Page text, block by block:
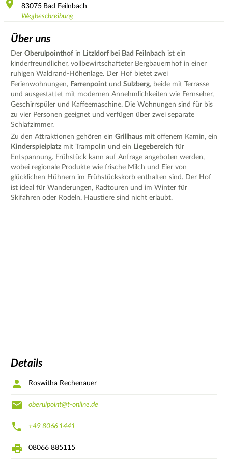
83075 Bad Feilnbach
Wegbeschreibung
Über uns
Der Oberulpointhof in Litzldorf bei Bad Feilnbach ist ein
kinderfreundlicher, vollbewirtschafteter Bergbauernhof in einer
ruhigen Waldrand-Höhenlage. Der Hof bietet zwei
Ferienwohnungen, Farrenpoint und Sulzberg, beide mit Terrasse
und ausgestattet mit modernen Annehmlichkeiten wie Fernseher,
Geschirrspüler und Kaffeemaschine. Die Wohnungen sind für bis
zu vier Personen geeignet und verfügen über zwei separate
Schlafzimmer.
Zu den Attraktionen gehören ein Grillhaus mit offenem Kamin, ein
Kinderspielplatz mit Trampolin und ein Liegebereich für
Entspannung. Frühstück kann auf Anfrage angeboten werden,
wobei regionale Produkte wie frische Milch und Eier von
glücklichen Hühnern im Frühstückskorb enthalten sind. Der Hof
ist ideal für Wanderungen, Radtouren und im Winter für
Skifahren oder Rodeln. Haustiere sind nicht erlaubt.
Details
Roswitha Rechenauer
oberulpoint@t-online.de
+49 8066 1441
08066 885115